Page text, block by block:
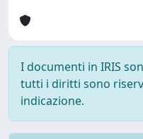
I documenti in IRIS
tutti i diritti sono
indicazione.